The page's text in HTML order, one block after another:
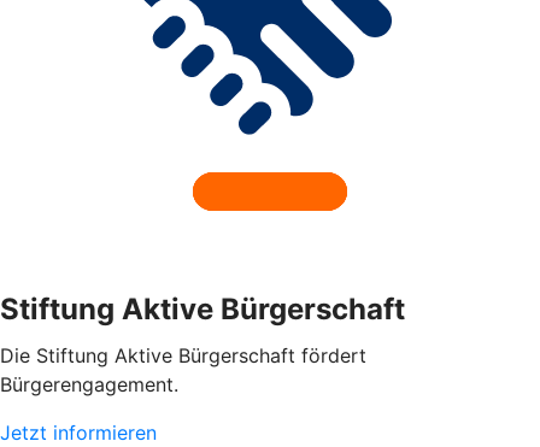
Stiftung Aktive Bürgerschaft
Die Stiftung Aktive Bürgerschaft fördert
Bürgerengagement.
Jetzt informieren